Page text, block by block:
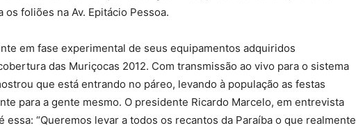
foliões na Av. Epitácio Pessoa.
em fase experimental de seus equipamentos adquiridos
das Muriçocas 2012. Com transmissão ao vivo para o sistema
que está entrando no páreo, levando à população as festas
para a gente mesmo. O presidente Ricardo Marcelo, em entrevista
essa: “Queremos levar a todos os recantos da Paraíba o que realmente